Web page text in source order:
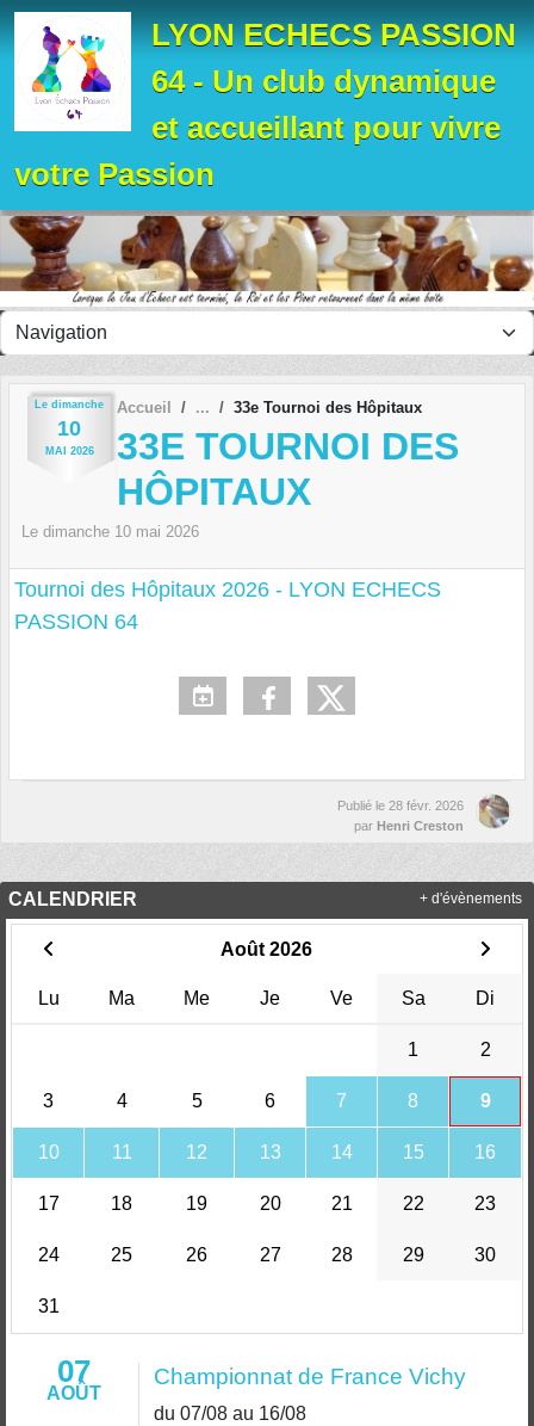
LYON ECHECS PASSION
64 - Un club dynamique
et accueillant pour vivre
votre Passion
Le dimanche
10
MAI 2026
Accueil 33e Tournoi des Hôpitaux
33E TOURNOI DES
HÔPITAUX
Le dimanche 10 mai 2026
Tournoi des Hôpitaux 2026 - LYON ECHECS
PASSION 64
Publié le 28 févr. 2026
par Henri Creston
CALENDRIER
Août 2026
Lu Ma Me Je Ve Sa Di
1 2
3 4 5 6 7 8 9
10 11 12 13 14 15 16
17 18 19 20 21 22 23
24 25 26 27 28 29 30
31
07
AOÛT
Championnat de France Vichy
du 07/08 au 16/08
+ d'évènements
Panneau de gestion des cookies